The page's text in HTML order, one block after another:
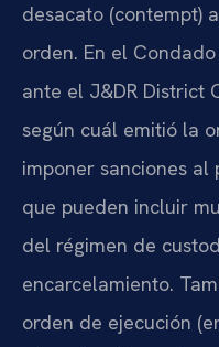
desacato (contempt)
orden. En el
ante el J&DR District
según cuál emitió la
imponer sanciones
que pueden incluir
del régimen de
encarcelamiento.
orden de ejecución